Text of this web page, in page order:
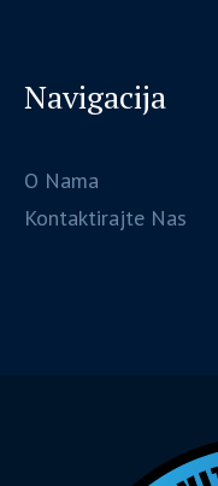
Navigacija
O Nama
Kontaktirajte Nas